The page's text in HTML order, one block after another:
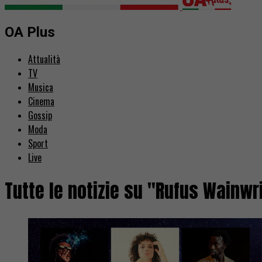
OA Plus
Attualità
TV
Musica
Cinema
Gossip
Moda
Sport
Live
Tutte le notizie su "Rufus